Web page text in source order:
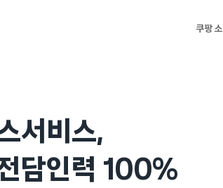
쿠팡
서비스,
담인력 100%